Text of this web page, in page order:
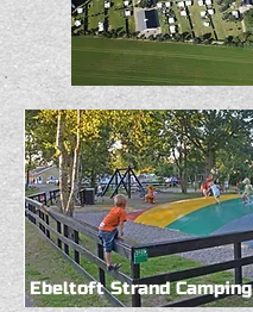
Ebeltoft Strand Camping